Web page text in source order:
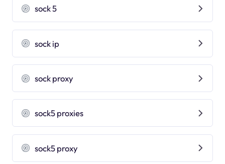
sock 5
sock ip
sock proxy
sock5 proxies
sock5 proxy